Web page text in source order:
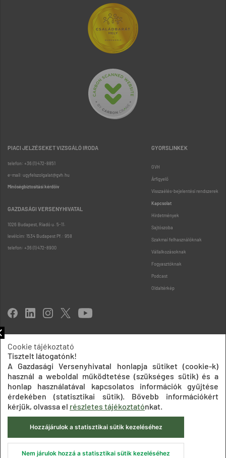
PIACI JELZÉSEKET VIZSGÁLÓ IRODA
telefon: +36 (1) 472-8851
e-mail: ugyfelszolgalat@gvh.hu
Minőségbiztosítási kérdőív
GAZDASÁGI VERSENYHIVATAL
1026 Budapest, Riadó u. 5-11.
levélcím: 1534 Budapest Pf.: 958
telefon: +36 (1) 472-8900
GYORSLINKEK
GVH
Árfigyelő
Visszaélés-bejelentési rendszerek
Kapcsolat
Hirdetmények
Sajtószoba
Szakmai felhasználóknak
Vállalkozásoknak
Fogyasztóknak
Podcast
Oldaltérkép
Impresszum Adatkezelési tájékoztatók
Közadatkereső
Süti beállítások ÁSZF
© 2020 Gazdasági Versenyhivatal
Cookie tájékoztató
Tisztelt látogatónk!
A Gazdasági Versenyhivatal honlapja sütiket (cookie-k)
használ a weboldal működtetése (szükséges sütik) és a
honlap használatával kapcsolatos információk gyűjtése
érdekében (statisztikai sütik). Bővebb információkért
kérjük, olvassa el részletes tájékoztatónkat.
Hozzájárulok a statisztikai sütik kezeléséhez
Nem járulok hozzá a statisztikai sütik kezeléséhez